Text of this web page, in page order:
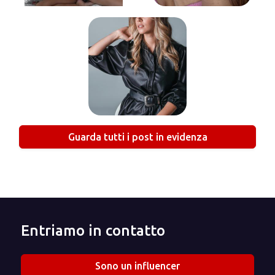
Guarda tutti i post in evidenza
Entriamo in contatto
Sono un influencer